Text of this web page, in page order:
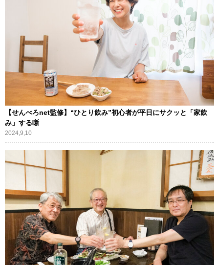
【せんべろnet監修】“ひとり飲み”初心者が平日にサクッと「家飲
み」する噺
2024,9,10